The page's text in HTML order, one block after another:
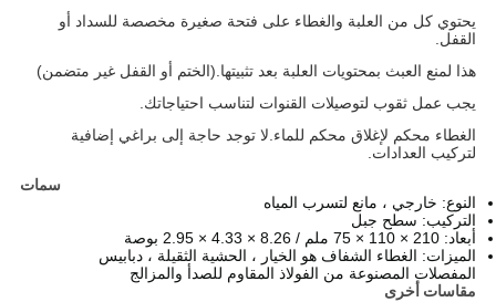
يحتوي كل من العلبة والغطاء على فتحة صغيرة مخصصة للسداد أو
القفل.
هذا لمنع العبث بمحتويات العلبة بعد تثبيتها.(الختم أو القفل غير متضمن)
يجب عمل ثقوب لتوصيلات القنوات لتناسب احتياجاتك.
الغطاء محكم لإغلاق محكم للماء.لا توجد حاجة إلى براغي إضافية
لتركيب العدادات.
سمات
النوع: خارجي ، مانع لتسرب المياه
التركيب: سطح جبل
أبعاد: 210 × 110 × 75 ملم / 8.26 × 4.33 × 2.95 بوصة
الميزات: الغطاء الشفاف هو الخيار ، الحشية الثقيلة ، دبابيس
المفصلات المصنوعة من الفولاذ المقاوم للصدأ والمزالج
مقاسات أخرى